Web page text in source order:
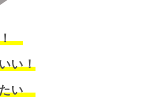
！
い！
たい